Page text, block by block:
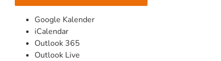
Google Kalender
iCalendar
Outlook 365
Outlook Live